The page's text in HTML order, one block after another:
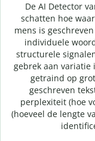
De AI Detector
schatten hoe
mens is
individuele
structurele
gebrek aan variatie
getraind op
geschreven
perplexiteit (hoe
(hoeveel de lengte